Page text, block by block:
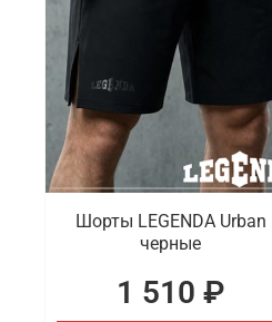
укороченные модели и
Где заказать
В интернет-магазине
спорта, которые
Шорты LEGENDA Urban
черные
1 510 ₽